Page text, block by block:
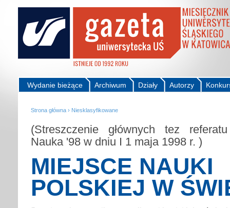
Autorzy
Działy
Archiwum
Wydanie bieżące
Strona główna › Niesklasyfikowane
(Streszczenie głównych tez
Nauka '98 w dniu I 1 maja 1998 r. )
MIEJSCE NAUKI
POLSKIEJ W